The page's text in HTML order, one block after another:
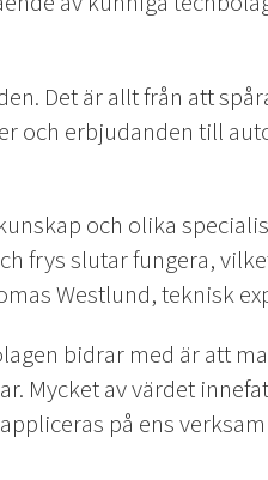
Det är allt från att
och erbjudanden till
och olika
frys slutar fungera,
Westlund, teknisk
bidrar med är att
Mycket av värdet
på ens